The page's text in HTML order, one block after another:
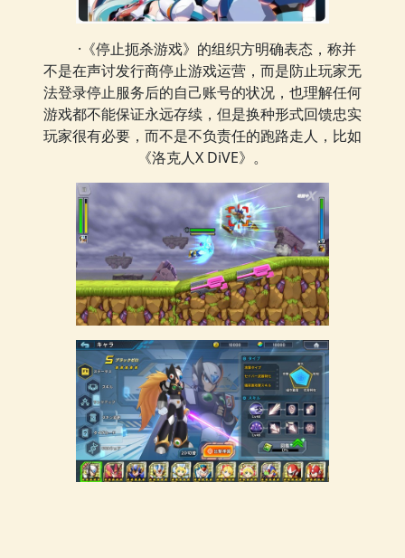
·《停止扼杀游戏》的组织方明确表态，称并
不是在声讨发行商停止游戏运营，而是防止玩家无
法登录停止服务后的自己账号的状况，也理解任何
游戏都不能保证永远存续，但是换种形式回馈忠实
玩家很有必要，而不是不负责任的跑路走人，比如
《洛克人X DiVE》。